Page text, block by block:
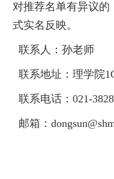
对推荐名单有异议的
式实名反映。
联系人：孙老师
联系地址：理学院
联系电话：021-
邮箱：